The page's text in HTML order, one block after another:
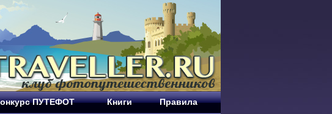
ПУТЕФОТ Книги Правила